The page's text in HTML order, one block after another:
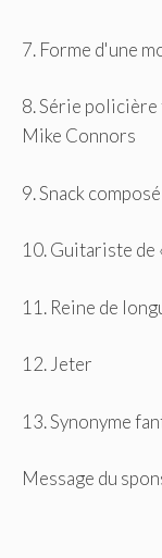
7. Forme d'une
8. Série policière
Mike Connors
9. Snack
10. Guitariste de
11. Reine de
12. Jeter
13. Synonyme
Message du